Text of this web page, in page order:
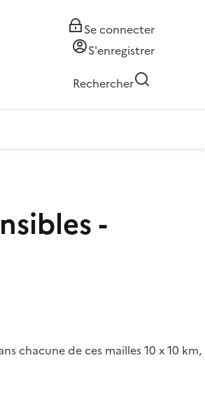
Se connecter
S'enregistrer
Rechercher
-
chacune de ces mailles 10 x 10 km,